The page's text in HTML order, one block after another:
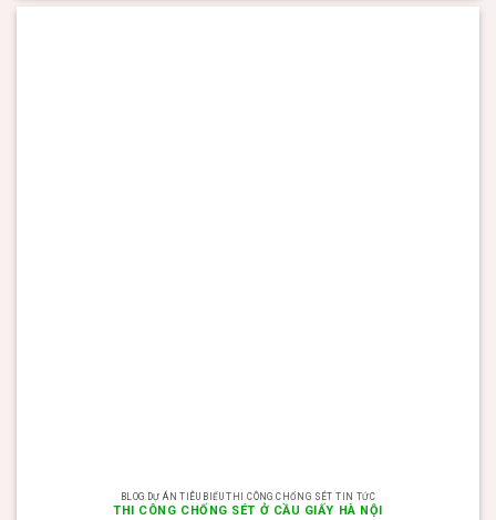
BLOG DỰ ÁN TIÊU BIỂU THI CÔNG CHỐNG SÉT TIN TỨC
THI CÔNG CHỐNG SÉT Ở CẦU GIẤY HÀ NỘI